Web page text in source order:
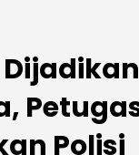
Polisi